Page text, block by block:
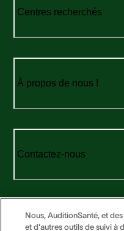
Centres recherchés
À propos de nous !
Contactez-nous
Nous, AuditionSanté, et
et d'autres outils de suivi à